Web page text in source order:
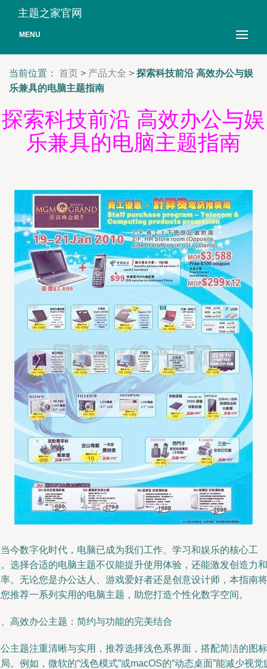
主题之家官网
MENU
当前位置： 首页 > 产品大全 > 探索科技前沿 高效办公与娱
乐兼具的电脑主题指南
探索科技前沿 高效办公与娱
乐兼具的电脑主题指南
今数字化时代，电脑已成为我们工作、学习和娱乐的核心工
选择合适的电脑主题不仅能提升使用体验，还能激发创造力和
。无论您是办公达人、游戏爱好者还是创意设计师，本指南将
推荐一系列实用的电脑主题，助您打造个性化数字空间。
高效办公主题：简约与功能的完美结合
主题注重清晰与实用，推荐选择浅色系界面，搭配简洁的图标
。例如，微软的“浅色模式”或macOS的“动态桌面”能减少视觉